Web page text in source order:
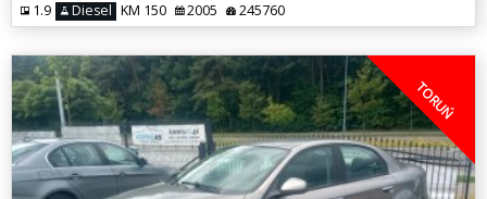
1.9 Diesel KM 150 2005 245760
TORUŃ